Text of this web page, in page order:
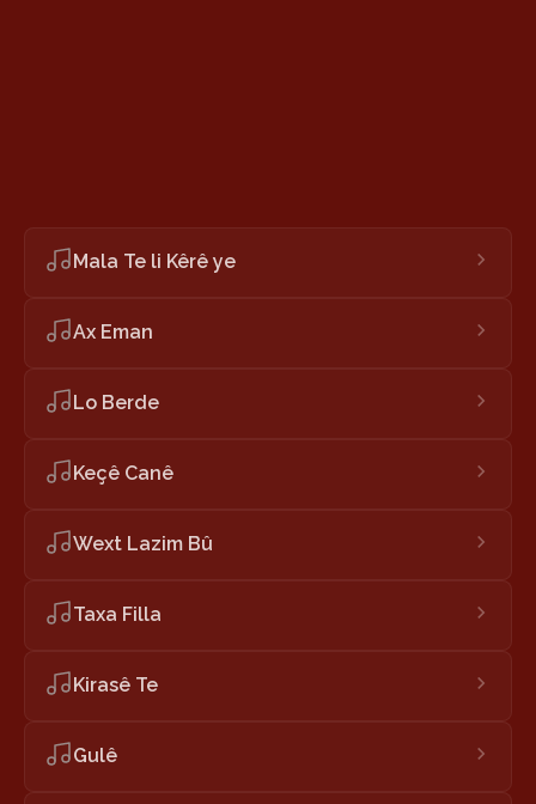
Mala Te li Kêrê ye
Ax Eman
Lo Berde
Keçê Canê
Wext Lazim Bû
Taxa Filla
Kirasê Te
Gulê